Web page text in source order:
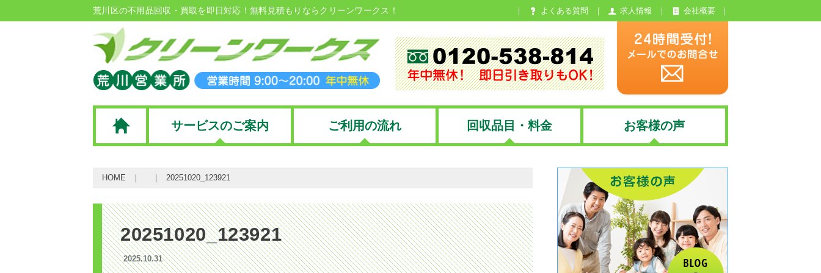
荒川区の不用品回収・買取を即日対応！無料見積もりならクリーンワークス！ よくある質問 求人情報 会社概要
サービスのご案内 ご利用の流れ 回収品目・料金 お客様の声
HOME 20251020_123921
20251020_123921
2025.10.31